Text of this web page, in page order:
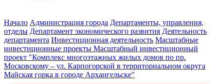
Начало Администрация города Департаменты, управления,
отделы Департамент экономического развития Деятельность
департамента Инвестиционная деятельность Масштабные
инвестиционные проекты Масштабный инвестиционный
проект "Комплекс многоэтажных жилых домов по пр.
Московскому – ул. Карпогорской в территориальном округа
Майская горка в городе Архангельске"